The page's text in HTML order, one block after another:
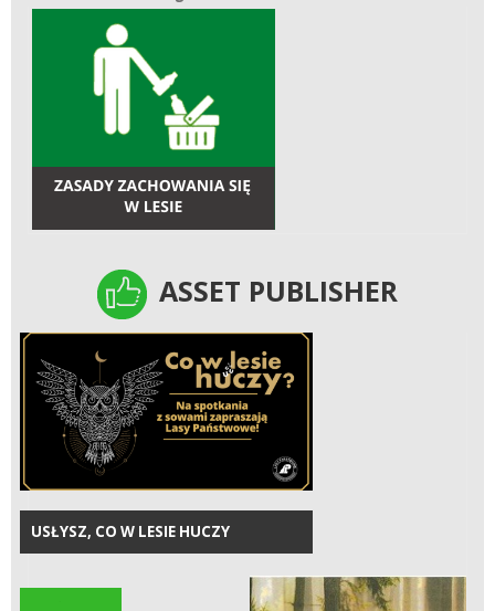
ASSET PUBLISHER
ASSET PUBLISHER
USŁYSZ, CO W LESIE HUCZY